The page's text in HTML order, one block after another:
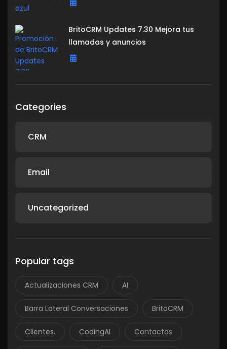
BritoCRM Updates 7.30 Mejora tus
llamadas y anuncios
Categories
CRM
Email
Uncategorized
Popular tags
Actualizaciones CRM AI
Barra Lateral Conversaciones BritoCRM
Clientes. CodingAI Contactos